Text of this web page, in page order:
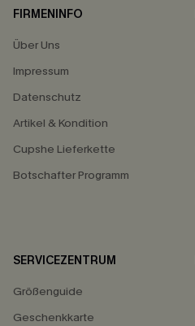
FIRMENINFO
Über Uns
Impressum
Datenschutz
Artikel & Kondition
Cupshe Lieferkette
Botschafter Programm
SERVICEZENTRUM
Größenguide
Geschenkkarte